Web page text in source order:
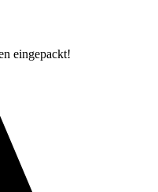
eingepackt!